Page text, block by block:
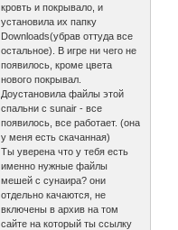
кровть и покрывало, и
установила их папку
Downloads(убрав оттуда все
остальное). В игре ни чего не
появилось, кроме цвета
нового покрывал.
Доустановила файлы этой
спальни с sunair - все
появилось, все работает. (она
у меня есть скачанная)
Ты уверена что у тебя есть
именно нужные файлы
мешей с сунаира? они
отдельно качаются, не
включены в архив на том
сайте на который ты ссылку